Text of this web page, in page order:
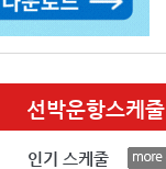
선박운항스케줄
인기 스케줄